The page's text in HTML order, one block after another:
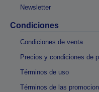
Newsletter
Condiciones
Condiciones de venta
Precios y condiciones de
Términos de uso
Términos de las